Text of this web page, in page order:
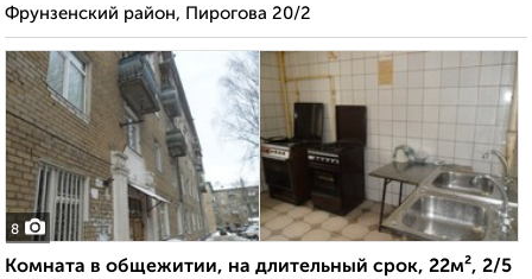
Фрунзенский район, Пирогова 20/2
8
Комната в общежитии, на длительный срок, 22м², 2/5